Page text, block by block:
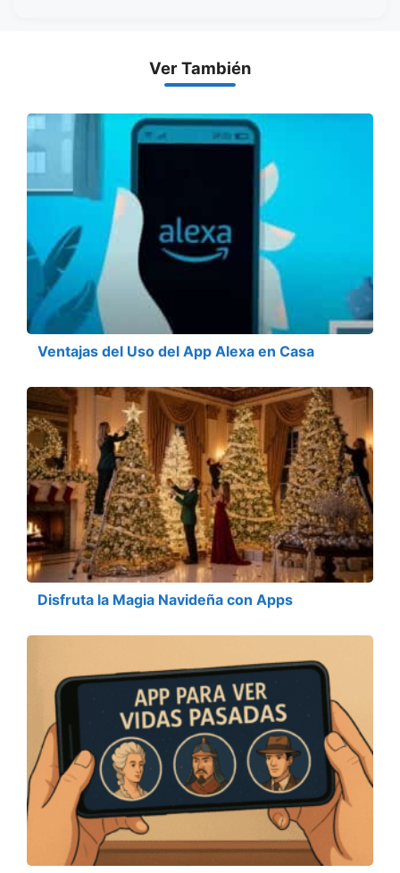
Ver También
Ventajas del Uso del App Alexa en Casa
Disfruta la Magia Navideña con Apps